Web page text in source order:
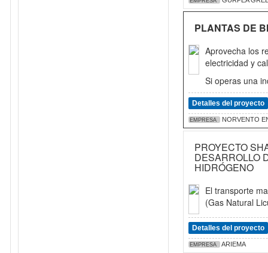
PLANTAS DE
Aprovecha los
electricidad y
Si operas una
Detalles del proyecto
EMPRESA NORVENTO
PROYECTO
DESARROLLO
HIDRÓGENO
El transporte
(Gas Natural
Detalles del proyecto
EMPRESA ARIEMA